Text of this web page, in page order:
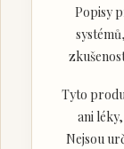
Popisy
Tyto
ani
Nejsou